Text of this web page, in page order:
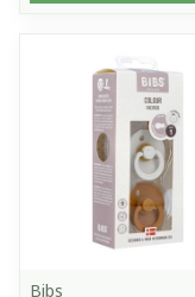
Bibs